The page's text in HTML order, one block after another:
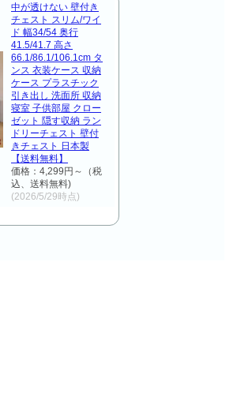
中が透けない 壁付き
チェスト スリム/ワイ
ド 幅34/54 奥行
41.5/41.7 高さ
66.1/86.1/106.1cm タ
ンス 衣装ケース 収納
ケース プラスチック
引き出し 洗面所 収納
寝室 子供部屋 クロー
ゼット 隠す収納 ラン
ドリーチェスト 壁付
きチェスト 日本製
【送料無料】
価格：4,299円～（税
込、送料無料)
(2026/5/29時点)